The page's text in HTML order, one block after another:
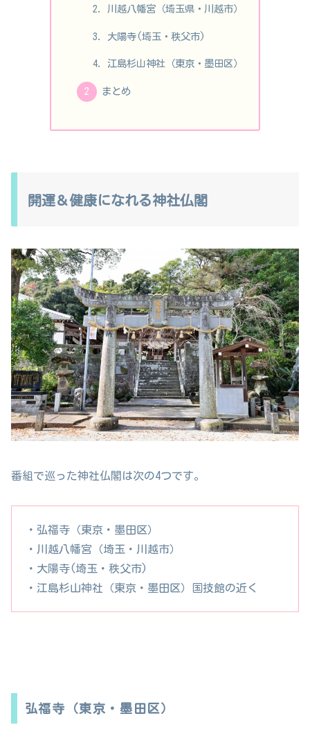
川越八幡宮（埼玉県・川越市）
大陽寺(埼玉・秩父市)
江島杉山神社（東京・墨田区）
まとめ
開運＆健康になれる神社仏閣
番組で巡った神社仏閣は次の4つです。
・弘福寺（東京・墨田区）
・川越八幡宮（埼玉・川越市）
・大陽寺(埼玉・秩父市)
・江島杉山神社（東京・墨田区）国技館の近く
弘福寺（東京・墨田区）